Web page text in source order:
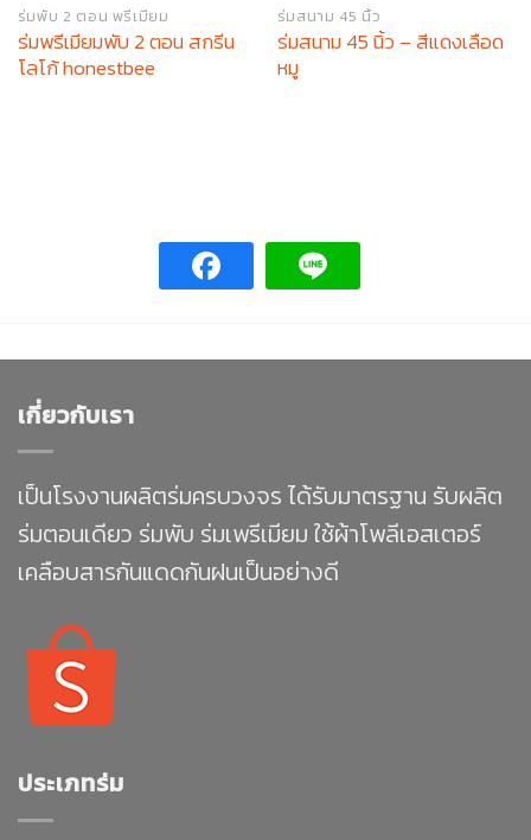
ร่มพับ 2 ตอน พรีเมียม
ร่มพรีเมียมพับ 2 ตอน สกรีน
โลโก้ honestbee
ร่มสนาม 45 นิ้ว
ร่มสนาม 45 นิ้ว – สีแดงเลือด
หมู
เกี่ยวกับเรา
เป็นโรงงานผลิตร่มครบวงจร ได้รับมาตรฐาน รับผลิต
ร่มตอนเดียว ร่มพับ ร่มเพรีเมียม ใช้ผ้าโพลีเอสเตอร์
เคลือบสารกันแดดกันฝนเป็นอย่างดี
ประเภทร่ม